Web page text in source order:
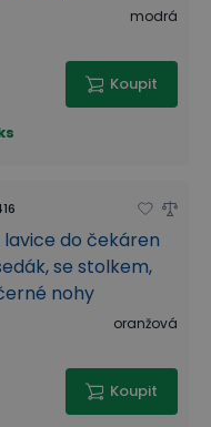
modrá
Koupit
do čekáren
se stolkem,
nohy
oranžová
Koupit